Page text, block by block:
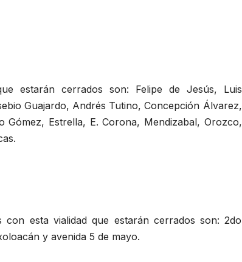
estarán cerrados son: Felipe de Jesús, Luis
Guajardo, Andrés Tutino, Concepción Álvarez,
Gómez, Estrella, E. Corona, Mendizabal, Orozco,
esta vialidad que estarán cerrados son: 2do
y avenida 5 de mayo.